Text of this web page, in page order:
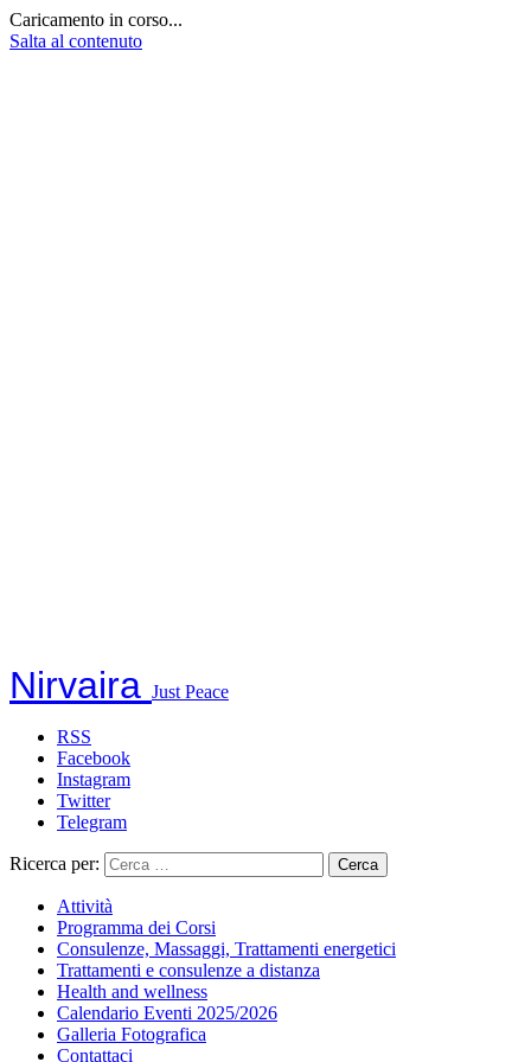
Caricamento in corso...
Salta al contenuto
Nirvaira Just Peace
RSS
Facebook
Instagram
Twitter
Telegram
Ricerca per:
Attività
Programma dei Corsi
Consulenze, Massaggi, Trattamenti energetici
Trattamenti e consulenze a distanza
Health and wellness
Calendario Eventi 2025/2026
Galleria Fotografica
Contattaci